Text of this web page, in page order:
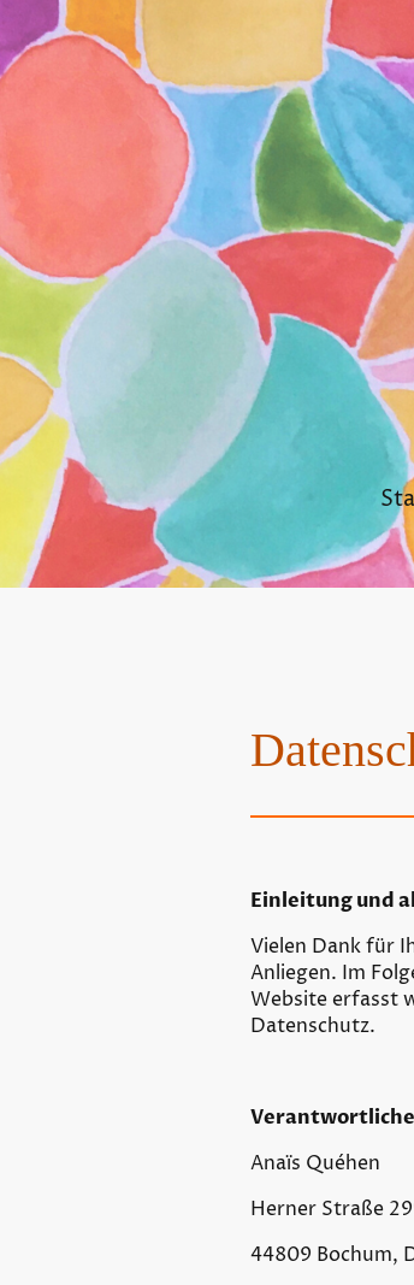
Einleitung und
Vielen Dank für
Anliegen. Im
Website erfasst
Datenschutz.
Verantwortliche
Anaïs Quéhen
Herner Straße
44809 Bochum,